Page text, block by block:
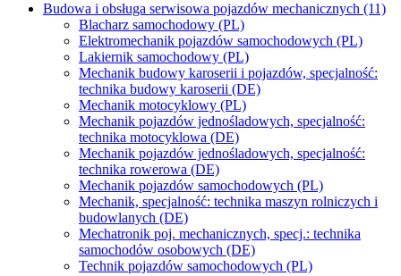
Budowa i obsługa serwisowa pojazdów mechanicznych (11)
Blacharz samochodowy (PL)
Elektromechanik pojazdów samochodowych (PL)
Lakiernik samochodowy (PL)
Mechanik budowy karoserii i pojazdów, specjalność:
technika budowy karoserii (DE)
Mechanik motocyklowy (PL)
Mechanik pojazdów jednośladowych, specjalność:
technika motocyklowa (DE)
Mechanik pojazdów jednośladowych, specjalność:
technika rowerowa (DE)
Mechanik pojazdów samochodowych (PL)
Mechanik, specjalność: technika maszyn rolniczych i
budowlanych (DE)
Mechatronik poj. mechanicznych, specj.: technika
samochodów osobowych (DE)
Technik pojazdów samochodowych (PL)